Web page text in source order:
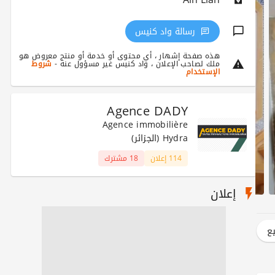
رسالة واد كنيس
هذه صفحة إشهار ، أي محتوى أو خدمة أو منتج معروض هو
ملك لصاحب الإعلان ، واد كنيس غير مسؤول عنه - شروط
الإستخدام
Agence DADY
Agence immobilière
Hydra (الجزائر)
114 إعلان 18 مشترك
إعلان